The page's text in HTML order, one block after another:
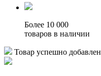
Более 10 000
товаров в наличии
Товар успешно добавлен